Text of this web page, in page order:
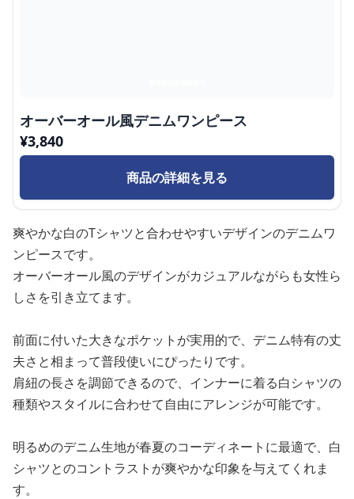
オーバーオール風デニムワンピース
¥3,840
商品の詳細を見る
爽やかな白のTシャツと合わせやすいデザインのデニムワ
ンピースです。
オーバーオール風のデザインがカジュアルながらも女性ら
しさを引き立てます。
前面に付いた大きなポケットが実用的で、デニム特有の丈
夫さと相まって普段使いにぴったりです。
肩紐の長さを調節できるので、インナーに着る白シャツの
種類やスタイルに合わせて自由にアレンジが可能です。
明るめのデニム生地が春夏のコーディネートに最適で、白
シャツとのコントラストが爽やかな印象を与えてくれま
す。